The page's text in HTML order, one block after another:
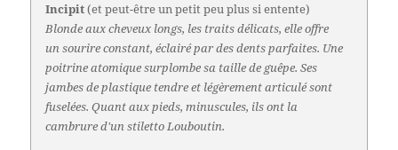
Incipit(et peut-être un petit peu plus si entente)
Blonde aux cheveux longs, les traits délicats, elle offre
un sourire constant, éclairé par des dents parfaites. Une
poitrine atomique surplombe sa taille de guêpe. Ses
jambes de plastique tendre et légèrement articulé sont
fuselées. Quant aux pieds, minuscules, ils ont la
cambrure d'un stiletto Louboutin.